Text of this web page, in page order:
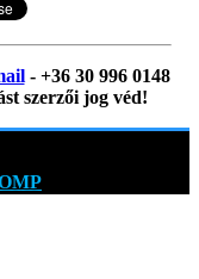
- +36 30 996 0148
szerzői jog véd!